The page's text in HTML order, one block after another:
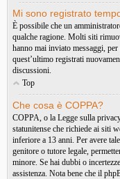
Mi sono registrato
È possibile che un
qualche ragione. Molti siti
hanno mai inviato messaggi,
quest’ultimo registrati
discussioni.
Top
Che cosa è COPPA?
COPPA, o la Legge sulla
statunitense che richiede ai siti
inferiore a 13 anni. Per avere
genitore o tutore legale,
minore. Se hai dubbi o
assistenza. Nota bene che il